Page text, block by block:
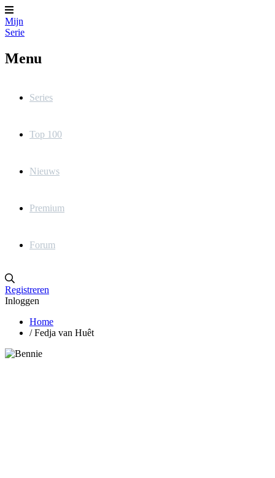
Mijn
Serie
Menu
Series
Top 100
Nieuws
Premium
Forum
Registreren
Inloggen
Home
/ Fedja van Huêt